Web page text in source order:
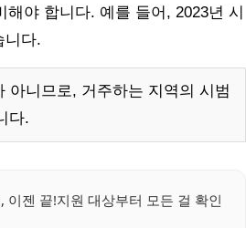
야 합니다. 예를 들어, 2023년 시
니다.
아니므로, 거주하는 지역의 시범
다.
젠 끝!지원 대상부터 모든 걸 확인